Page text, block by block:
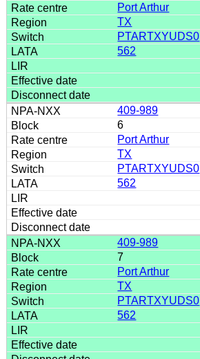
Port Arthur
TX
PTARTXYUDS0
562
409-989
6
Port Arthur
TX
PTARTXYUDS0
562
409-989
7
Port Arthur
TX
PTARTXYUDS0
562